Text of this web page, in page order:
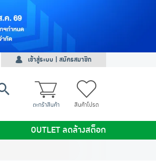
เข้าสู่ระบบ | สมัครสมาชิก
ตะกร้าสินค้า สินค้าโปรด
OUTLET ลดล้างสต็อก